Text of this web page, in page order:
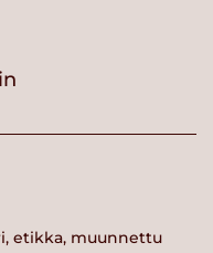
etikka, muunnettu